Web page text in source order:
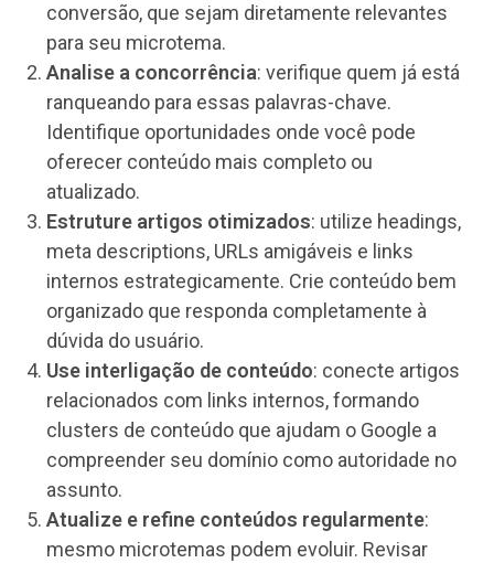
conversão, que sejam diretamente relevantes
para seu microtema.
Analise a concorrência: verifique quem já está
ranqueando para essas palavras-chave.
Identifique oportunidades onde você pode
oferecer conteúdo mais completo ou
atualizado.
Estruture artigos otimizados: utilize headings,
meta descriptions, URLs amigáveis e links
internos estrategicamente. Crie conteúdo bem
organizado que responda completamente à
dúvida do usuário.
Use interligação de conteúdo: conecte artigos
relacionados com links internos, formando
clusters de conteúdo que ajudam o Google a
compreender seu domínio como autoridade no
assunto.
Atualize e refine conteúdos regularmente:
mesmo microtemas podem evoluir. Revisar